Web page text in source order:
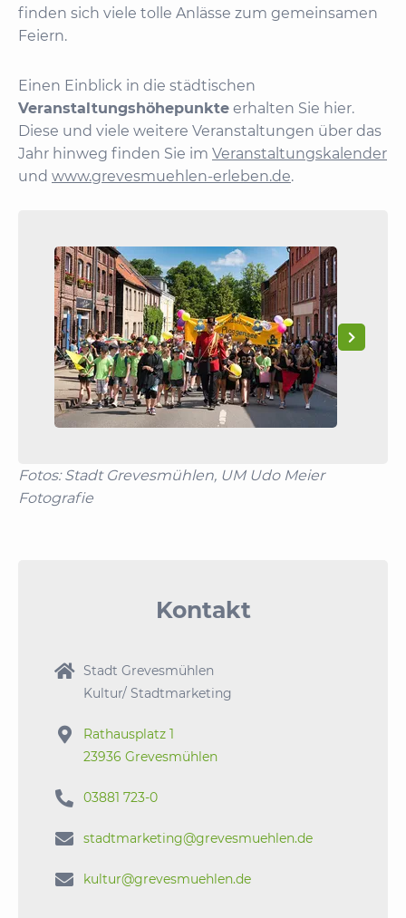
finden sich viele tolle Anlässe zum gemeinsamen
Feiern.
Einen Einblick in die städtischen
Veranstaltungshöhepunkte erhalten Sie hier.
Diese und viele weitere Veranstaltungen über das
Jahr hinweg finden Sie im Veranstaltungskalender
und www.grevesmuehlen-erleben.de.
Fotos: Stadt Grevesmühlen, UM Udo Meier
Fotografie
Kontakt
 Stadt Grevesmühlen
Kultur/ Stadtmarketing

Rathausplatz 1
23936 Grevesmühlen
 03881 723-0
 stadtmarketing@grevesmuehlen.de
 kultur@grevesmuehlen.de